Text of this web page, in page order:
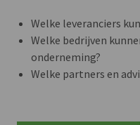
Welke leveranciers
Welke bedrijven
onderneming?
Welke partners en